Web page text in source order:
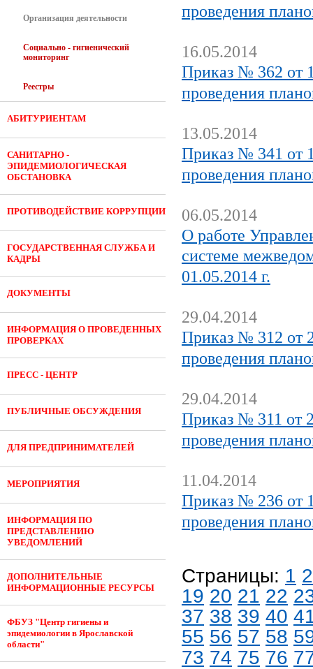
Организация деятельности
Социально - гигиенический
мониторинг
Реестры
АБИТУРИЕНТАМ
САНИТАРНО -
ЭПИДЕМИОЛОГИЧЕСКАЯ
ОБСТАНОВКА
ПРОТИВОДЕЙСТВИЕ КОРРУПЦИИ
ГОСУДАРСТВЕННАЯ СЛУЖБА И
КАДРЫ
ДОКУМЕНТЫ
ИНФОРМАЦИЯ О ПРОВЕДЕННЫХ
ПРОВЕРКАХ
ПРЕСС - ЦЕНТР
ПУБЛИЧНЫЕ ОБСУЖДЕНИЯ
ДЛЯ ПРЕДПРИНИМАТЕЛЕЙ
МЕРОПРИЯТИЯ
ИНФОРМАЦИЯ ПО
ПРЕДСТАВЛЕНИЮ
УВЕДОМЛЕНИЙ
ДОПОЛНИТЕЛЬНЫЕ
ИНФОРМАЦИОННЫЕ РЕСУРСЫ
ФБУЗ "Центр гигиены и
эпидемиологии в Ярославской
области"
проведения
16.05.2014
Приказ № 362 от
проведения
13.05.2014
Приказ № 341 от
проведения
06.05.2014
О работе
системе
01.05.2014 г.
29.04.2014
Приказ № 312 от
проведения
29.04.2014
Приказ № 311 от
проведения
11.04.2014
Приказ № 236 от
проведения
Страницы: 1 2
19 20 21 22
37 38 39 40
55 56 57 58
73 74 75 76